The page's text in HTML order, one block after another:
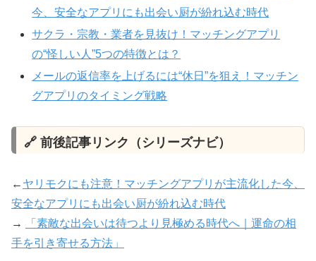
今、安全なアプリにも出会い厨が紛れ込む時代
サクラ・宗教・業者を見抜け！マッチングアプリ
の“怪しい人”5つの特徴とは？
メールの返信率を上げるには“休日”を狙え！マッチン
グアプリのタイミング戦略
🔗 前後記事リンク（シリーズナビ）
← ヤリモクにも注意！マッチングアプリが主流化した今、
安全なアプリにも出会い厨が紛れ込む時代
→
「素敵な出会いは待つより見極める時代へ｜運命の相
手を引き寄せる方法」